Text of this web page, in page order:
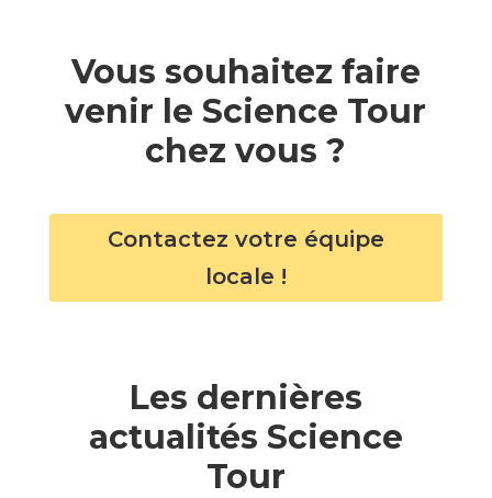
Vous souhaitez faire
venir le Science Tour
chez vous ?
Contactez votre équipe
locale !
Les dernières
actualités Science
Tour